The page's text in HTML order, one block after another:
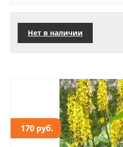
Нет в наличии
170 руб.